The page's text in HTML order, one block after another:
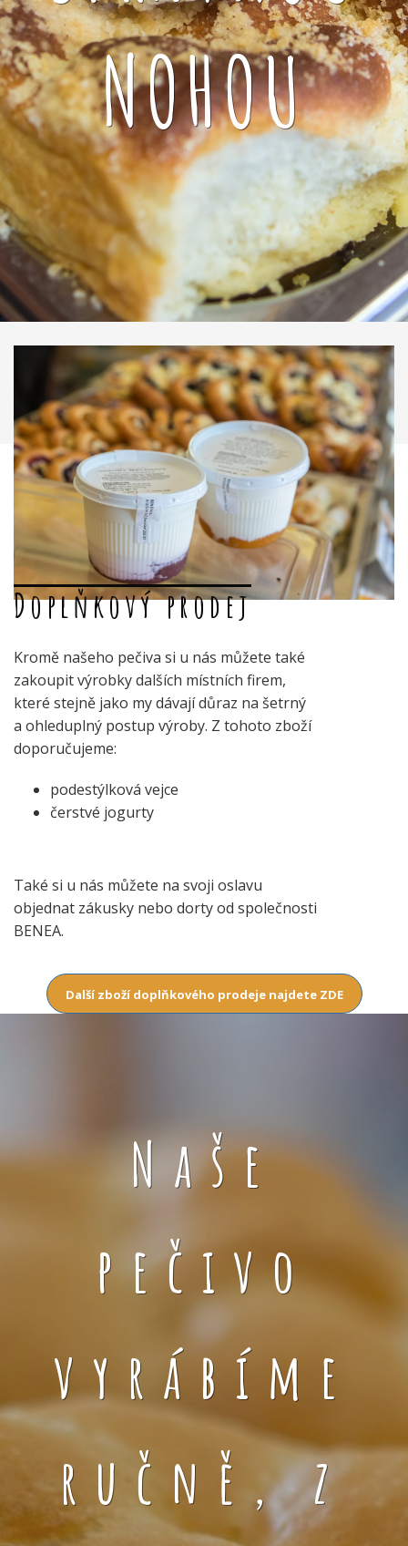
NOHOU
Doplňkový prodej
Kromě našeho pečiva si u nás můžete také
zakoupit výrobky dalších místních firem,
které stejně jako my dávají důraz na šetrný
a ohleduplný postup výroby. Z tohoto zboží
doporučujeme:
podestýlková vejce
čerstvé jogurty
Také si u nás můžete na svoji oslavu
objednat zákusky nebo dorty od společnosti
BENEA.
Další zboží doplňkového prodeje najdete ZDE
Naše
pečivo
vyrábíme
ručně, z